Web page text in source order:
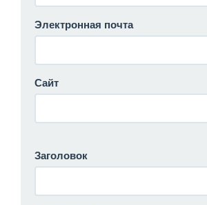
Электронная почта
Сайт
Заголовок